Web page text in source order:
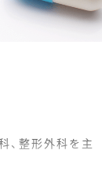
、整形外科を主
お応えすべく